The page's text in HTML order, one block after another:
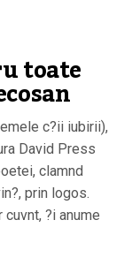
toate
c?ii iubirii),
David Press
clamnd
prin logos.
?i anume